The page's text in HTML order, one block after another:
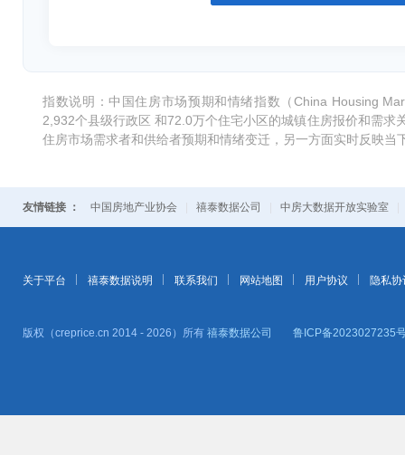
指数说明：中国住房市场预期和情绪指数（China Housing
2,932个县级行政区 和72.0万个住宅小区的城镇住房报价和需
住房市场需求者和供给者预期和情绪变迁，另一方面实时反映
友情链接 ： 中国房地产业协会 禧泰数据公司 中房大数据开放实验室
关于平台 禧泰数据说明 联系我们 网站地图 用户协议 隐私协
版权（creprice.cn 2014 - 2026）所有 禧泰数据公司 鲁ICP备2023027235